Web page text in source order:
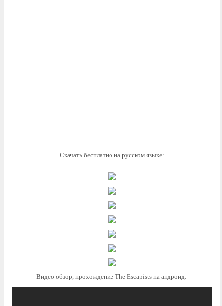
Скачать бесплатно на русском языке:
Видео-обзор, прохождение The Escapists на андроид: